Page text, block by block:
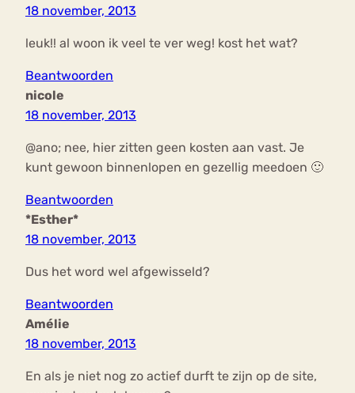
18 november, 2013
leuk!! al woon ik veel te ver weg! kost het wat?
Beantwoorden
nicole
18 november, 2013
@ano; nee, hier zitten geen kosten aan vast. Je
kunt gewoon binnenlopen en gezellig meedoen 🙂
Beantwoorden
*Esther*
18 november, 2013
Dus het word wel afgewisseld?
Beantwoorden
Amélie
18 november, 2013
En als je niet nog zo actief durft te zijn op de site,